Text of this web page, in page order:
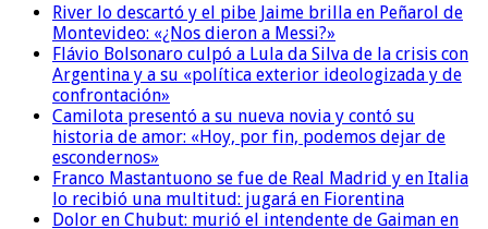
River lo descartó y el pibe Jaime brilla en Peñarol de
Montevideo: «¿Nos dieron a Messi?»
Flávio Bolsonaro culpó a Lula da Silva de la crisis con
Argentina y a su «política exterior ideologizada y de
confrontación»
Camilota presentó a su nueva novia y contó su
historia de amor: «Hoy, por fin, podemos dejar de
escondernos»
Franco Mastantuono se fue de Real Madrid y en Italia
lo recibió una multitud: jugará en Fiorentina
Dolor en Chubut: murió el intendente de Gaiman en